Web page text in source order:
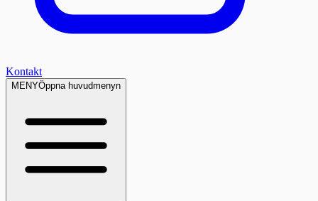
Kontakt
MENYÖppna huvudmenyn